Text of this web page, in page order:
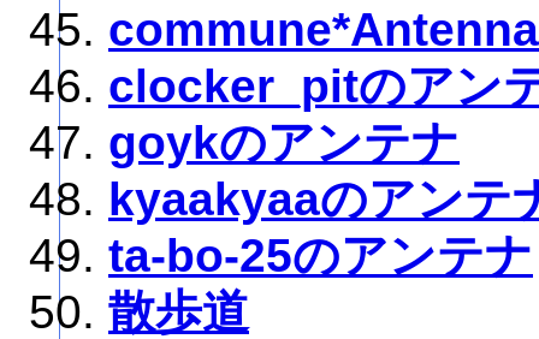
commune*Antenna
clocker_pitのアン
goykのアンテナ
kyaakyaaのアンテ
ta-bo-25のアンテナ
散歩道